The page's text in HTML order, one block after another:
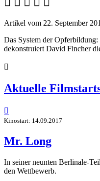
Artikel vom 22. September
Das System der
dekonstruiert David Fincher

Aktuelle

Kinostart: 14.09.2017
Mr. Long
In seiner neunten Berlinale-
den Wettbewerb.